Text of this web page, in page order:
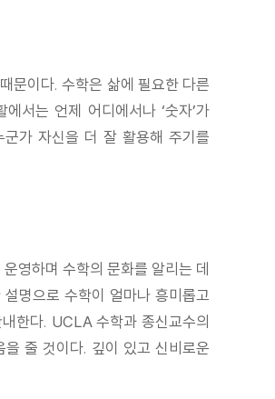
문이다. 수학은 삶에 필요한 다른
서는 언제 어디에서나 ‘숫자’가
가 자신을 더 잘 활용해 주기를
영하며 수학의 문화를 알리는 데
명으로 수학이 얼마나 흥미롭고
한다. UCLA 수학과 종신교수의
줄 것이다. 깊이 있고 신비로운